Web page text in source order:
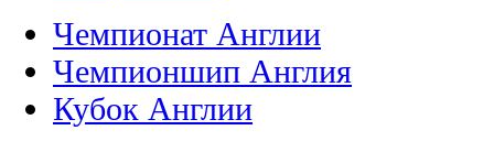
Чемпионат Англии
Чемпионшип Англия
Кубок Англии